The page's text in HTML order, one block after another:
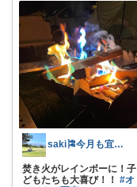
saki🎏今月も宜しくお願いします
焚き火がレインボーに！子
どもたちも大喜び！！ #オ